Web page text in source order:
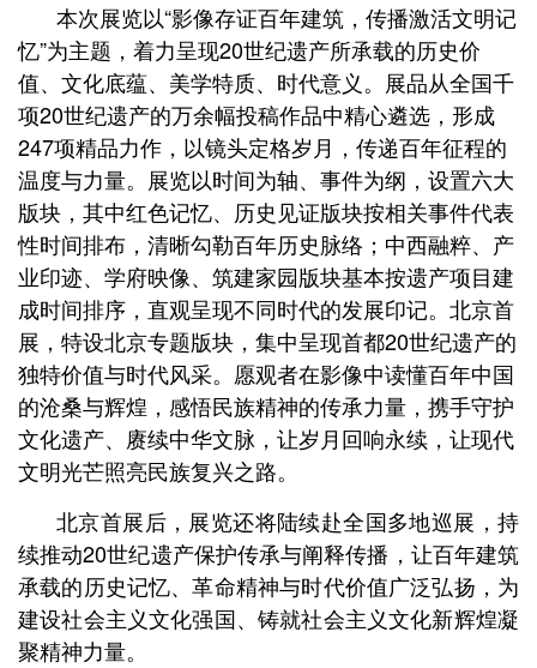
本次展览以“影像存证百年建筑，传播激活文明记
忆”为主题，着力呈现20世纪遗产所承载的历史价
值、文化底蕴、美学特质、时代意义。展品从全国千
项20世纪遗产的万余幅投稿作品中精心遴选，形成
247项精品力作，以镜头定格岁月，传递百年征程的
温度与力量。展览以时间为轴、事件为纲，设置六大
版块，其中红色记忆、历史见证版块按相关事件代表
性时间排布，清晰勾勒百年历史脉络；中西融粹、产
业印迹、学府映像、筑建家园版块基本按遗产项目建
成时间排序，直观呈现不同时代的发展印记。北京首
展，特设北京专题版块，集中呈现首都20世纪遗产的
独特价值与时代风采。愿观者在影像中读懂百年中国
的沧桑与辉煌，感悟民族精神的传承力量，携手守护
文化遗产、赓续中华文脉，让岁月回响永续，让现代
文明光芒照亮民族复兴之路。
北京首展后，展览还将陆续赴全国多地巡展，持
续推动20世纪遗产保护传承与阐释传播，让百年建筑
承载的历史记忆、革命精神与时代价值广泛弘扬，为
建设社会主义文化强国、铸就社会主义文化新辉煌凝
聚精神力量。